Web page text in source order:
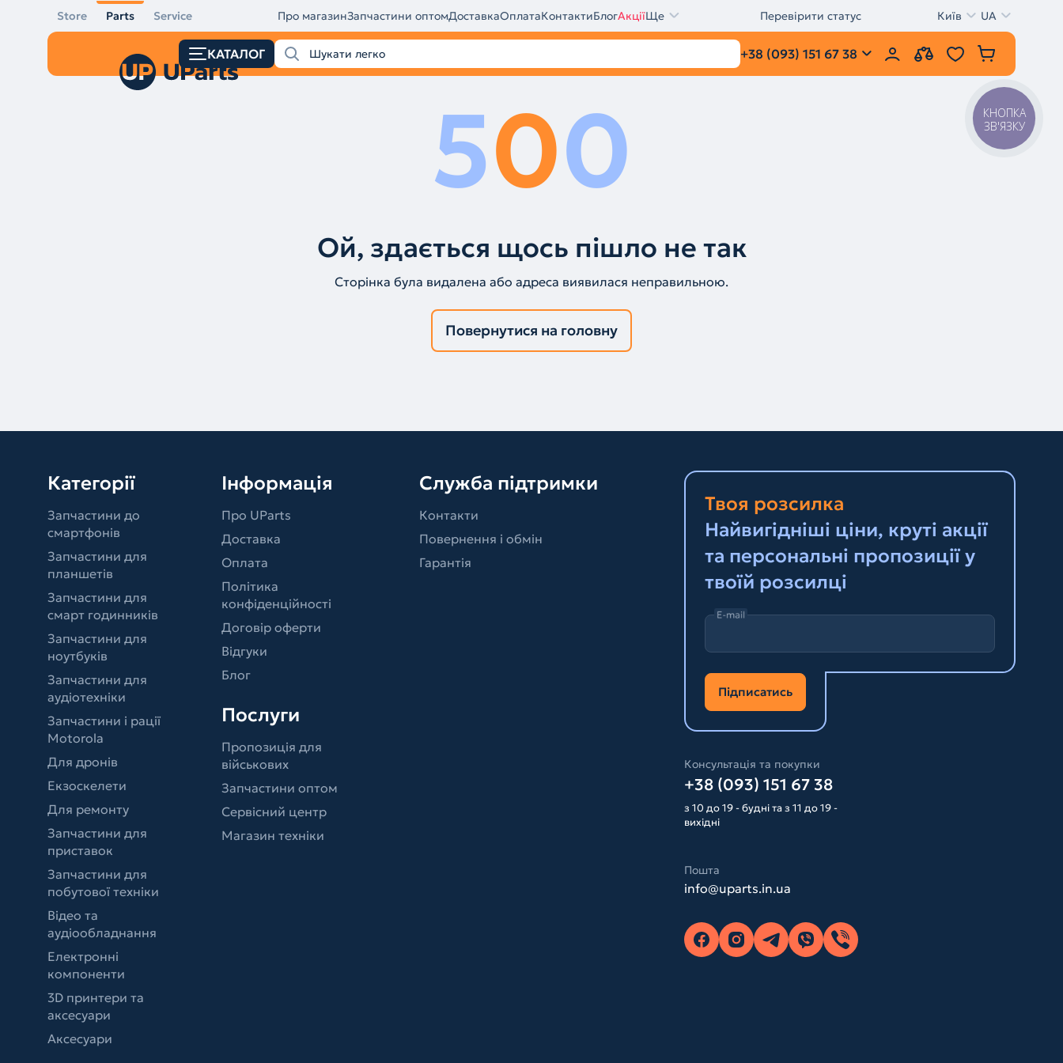
Store Parts Service Про магазинЗапчастини оптомДоставкаОплатаКонтактиБлогАкціїЩе Перевірити статус Київ UA
КАТАЛОГ +38 (093) 151 67 38
500
Ой, здається щось пішло не так
Сторінка була видалена або адреса виявилася неправильною.
Повернутися на головну
Категорії
Запчастини до
смартфонів
Запчастини для
планшетів
Запчастини для
смарт годинників
Запчастини для
ноутбуків
Запчастини для
аудіотехніки
Запчастини і рації
Motorola
Для дронів
Екзоскелети
Для ремонту
Запчастини для
приставок
Запчастини для
побутової техніки
Відео та
аудіообладнання
Електронні
компоненти
3D принтери та
аксесуари
Аксесуари
Інформація
Про UParts
Доставка
Оплата
Політика
конфіденційності
Договір оферти
Відгуки
Блог
Послуги
Пропозиція для
військових
Запчастини оптом
Сервісний центр
Магазин техніки
Служба підтримки
Контакти
Повернення і обмін
Гарантія
Твоя розсилка
Найвигідніші ціни, круті акції
та персональні пропозиції у
твоїй розсилці
E-mail
Підписатись
Консультація та покупки
+38 (093) 151 67 38
з 10 до 19 - будні та з 11 до 19 -
вихідні
Пошта
info@uparts.in.ua
КНОПКА
ЗВ'ЯЗКУ